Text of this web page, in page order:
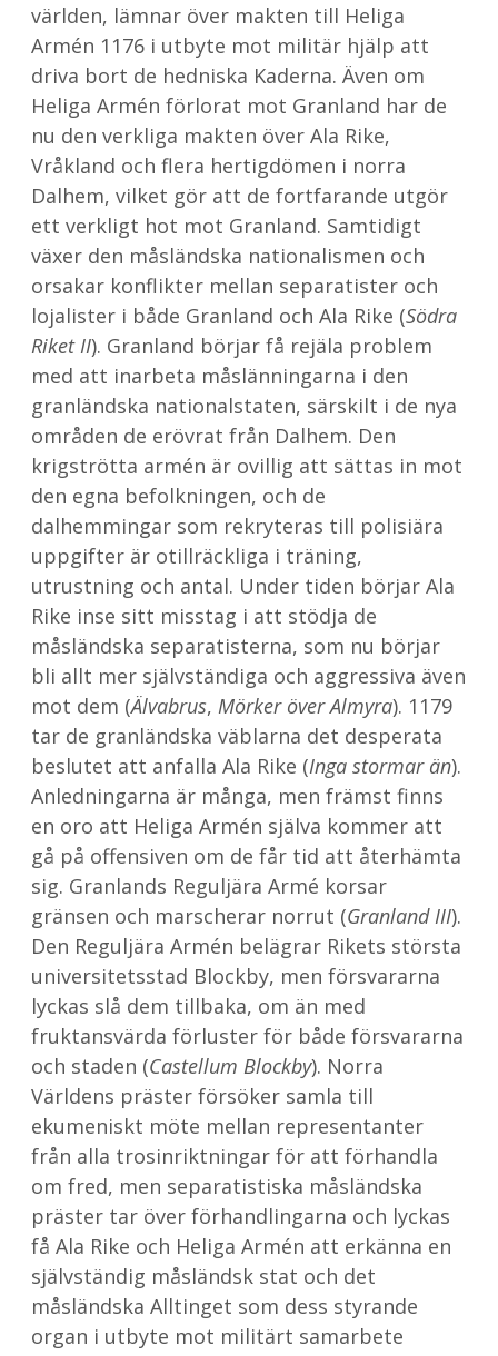
världen, lämnar över makten till Heliga
Armén 1176 i utbyte mot militär hjälp att
driva bort de hedniska Kaderna. Även om
Heliga Armén förlorat mot Granland har de
nu den verkliga makten över Ala Rike,
Vråkland och flera hertigdömen i norra
Dalhem, vilket gör att de fortfarande utgör
ett verkligt hot mot Granland. Samtidigt
växer den måsländska nationalismen och
orsakar konflikter mellan separatister och
lojalister i både Granland och Ala Rike (Södra
Riket II). Granland börjar få rejäla problem
med att inarbeta måslänningarna i den
granländska nationalstaten, särskilt i de nya
områden de erövrat från Dalhem. Den
krigströtta armén är ovillig att sättas in mot
den egna befolkningen, och de
dalhemmingar som rekryteras till polisiära
uppgifter är otillräckliga i träning,
utrustning och antal. Under tiden börjar Ala
Rike inse sitt misstag i att stödja de
måsländska separatisterna, som nu börjar
bli allt mer självständiga och aggressiva även
mot dem (Älvabrus, Mörker över Almyra). 1179
tar de granländska väblarna det desperata
beslutet att anfalla Ala Rike (Inga stormar än).
Anledningarna är många, men främst finns
en oro att Heliga Armén själva kommer att
gå på offensiven om de får tid att återhämta
sig. Granlands Reguljära Armé korsar
gränsen och marscherar norrut (Granland III).
Den Reguljära Armén belägrar Rikets största
universitetsstad Blockby, men försvararna
lyckas slå dem tillbaka, om än med
fruktansvärda förluster för både försvararna
och staden (Castellum Blockby). Norra
Världens präster försöker samla till
ekumeniskt möte mellan representanter
från alla trosinriktningar för att förhandla
om fred, men separatistiska måsländska
präster tar över förhandlingarna och lyckas
få Ala Rike och Heliga Armén att erkänna en
självständig måsländsk stat och det
måsländska Alltinget som dess styrande
organ i utbyte mot militärt samarbete